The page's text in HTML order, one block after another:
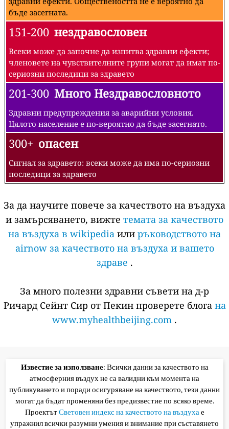
бъде засегната.
151-200 нездравословен
Всеки може да започне да изпитва здравни ефекти;
членовете на чувствителните групи могат да имат по-
сериозни последици за здравето
201-300 Много Нездравословното
Здравни предупреждения за аварийни условия.
Цялото население е по-вероятно да бъде засегнато.
300+ опасен
Сигнал за здравето: всеки може да има по-сериозни
последици за здравето
За да научите повече за качеството на въздуха
и замърсяването, вижте темата за качеството
на въздуха в wikipedia или ръководството на
airnow за качеството на въздуха и вашето
здраве .
За много полезни здравни съвети на д-р
Ричард Сейнт Сир от Пекин проверете блога на
www.myhealthbeijing.com .
Известие за използване: Всички данни за качеството на
атмосферния въздух не са валидни към момента на
публикуването и поради осигуряване на качеството, тези данни
могат да бъдат променяни без предизвестие по всяко време.
ПроектътСветовен индекс на качеството на въздухае
упражнил всички разумни умения и внимание при съставянето